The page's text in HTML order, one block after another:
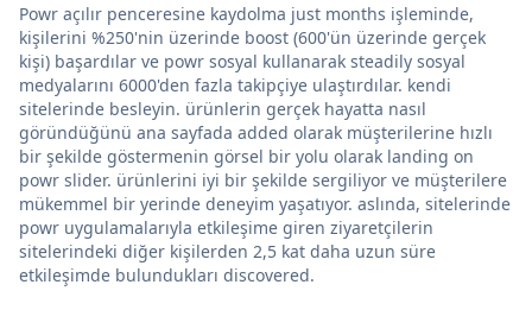
Powr açılır penceresine kaydolma just months işleminde,
kişilerini %250'nin üzerinde boost (600'ün üzerinde gerçek
kişi) başardılar ve powr sosyal kullanarak steadily sosyal
medyalarını 6000'den fazla takipçiye ulaştırdılar. kendi
sitelerinde besleyin. ürünlerin gerçek hayatta nasıl
göründüğünü ana sayfada added olarak müşterilerine hızlı
bir şekilde göstermenin görsel bir yolu olarak landing on
powr slider. ürünlerini iyi bir şekilde sergiliyor ve müşterilere
mükemmel bir yerinde deneyim yaşatıyor. aslında, sitelerinde
powr uygulamalarıyla etkileşime giren ziyaretçilerin
sitelerindeki diğer kişilerden 2,5 kat daha uzun süre
etkileşimde bulundukları discovered.